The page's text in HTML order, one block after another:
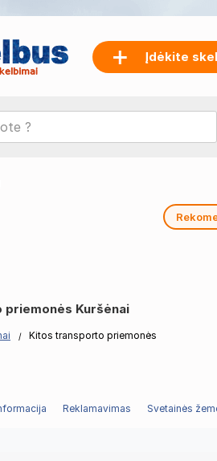
Įdėkite
Kuršėnai
Kitos transporto priemonės
Reklamavimas Svetainės